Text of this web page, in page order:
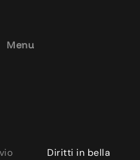
Menu
Diritti in bella